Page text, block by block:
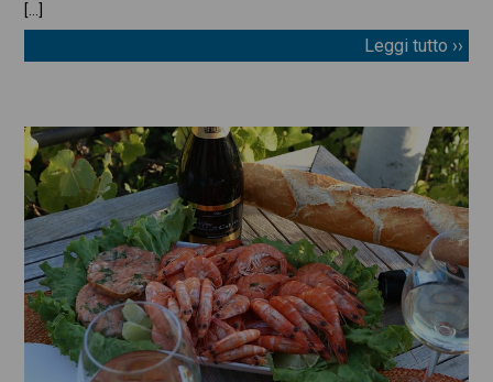
[…]
Leggi tutto ››